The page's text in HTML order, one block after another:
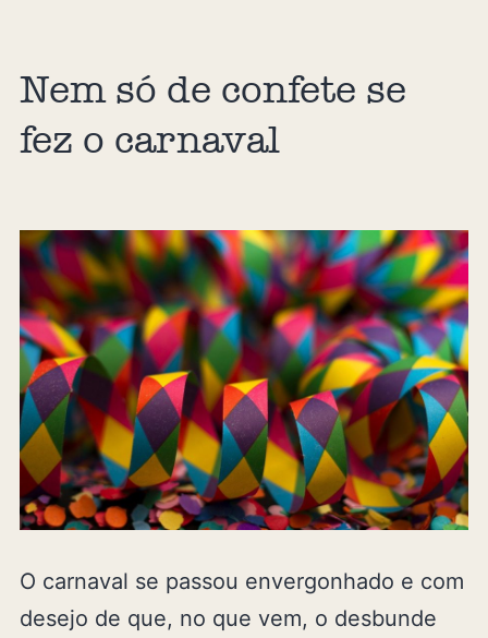
Nem só de confete se
fez o carnaval
O carnaval se passou envergonhado e com
desejo de que, no que vem, o desbunde